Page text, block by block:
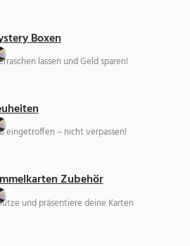
Boxen
lassen und Geld sparen!
eingetroffen – nicht verpassen!
Zubehör
und präsentiere deine Karten